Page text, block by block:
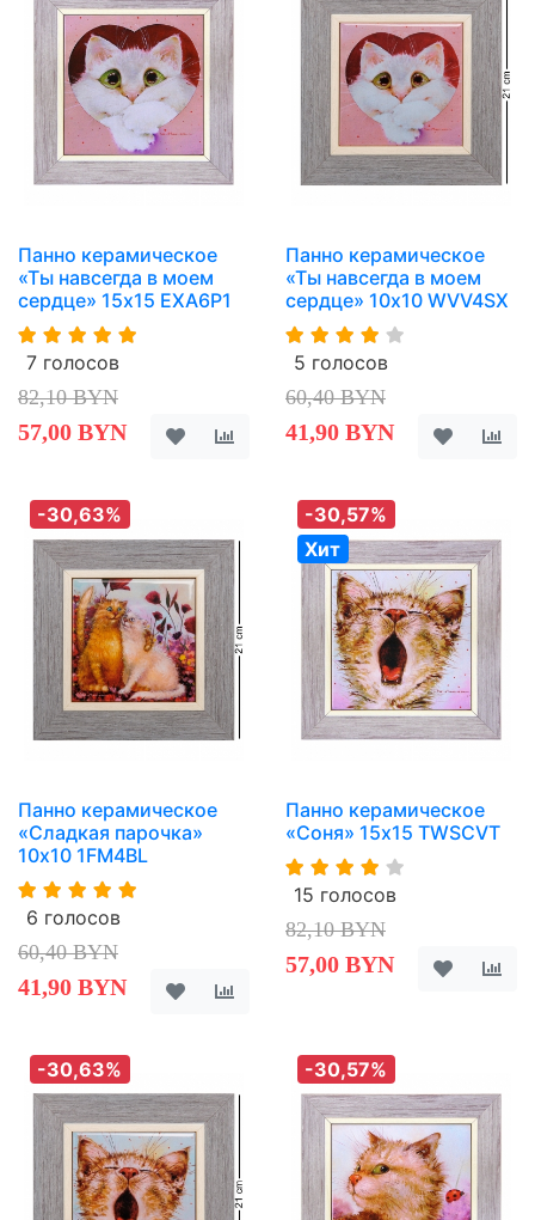
Панно керамическое
«Ты навсегда в моем
сердце» 15х15 EXA6P1
7 голосов
82,10 BYN
57,00 BYN
Панно керамическое
«Ты навсегда в моем
сердце» 10х10 WVV4SX
5 голосов
60,40 BYN
41,90 BYN
-30,63%
Панно керамическое
«Сладкая парочка»
10х10 1FM4BL
6 голосов
60,40 BYN
41,90 BYN
-30,57%
Хит
Панно керамическое
«Соня» 15х15 TWSCVT
15 голосов
82,10 BYN
57,00 BYN
-30,63% -30,57%